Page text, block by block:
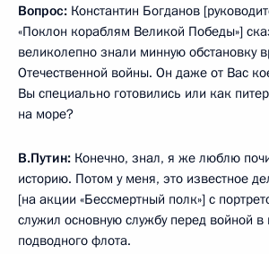
Вопрос: Константин Богданов
«Поклон кораблям Великой Победы»]
великолепно знали минную обстановку
Отечественной войны. Он даже от Вас
Вы специально готовились или как
на море?
В.Путин: Конечно, знал, я же люблю
историю. Потом у меня, это известное
[на акции «Бессмертный полк»] с
служил основную службу перед войной в
подводного флота.